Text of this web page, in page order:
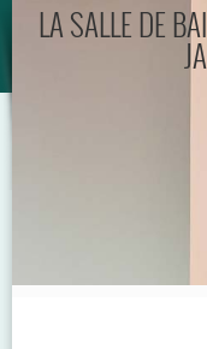
LA SALLE DE